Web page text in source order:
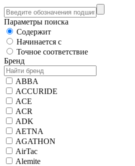
Параметры поиска
Содержит
Начинается с
Точное соответствие
Бренд
ABBA
ACCURIDE
ACE
ACR
ADK
AETNA
AGATHON
AirTac
Alemite